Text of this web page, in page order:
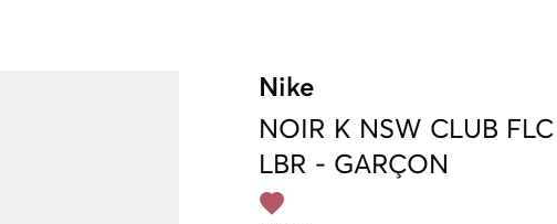
Nike
NOIR K NSW CLUB
LBR - GARÇON